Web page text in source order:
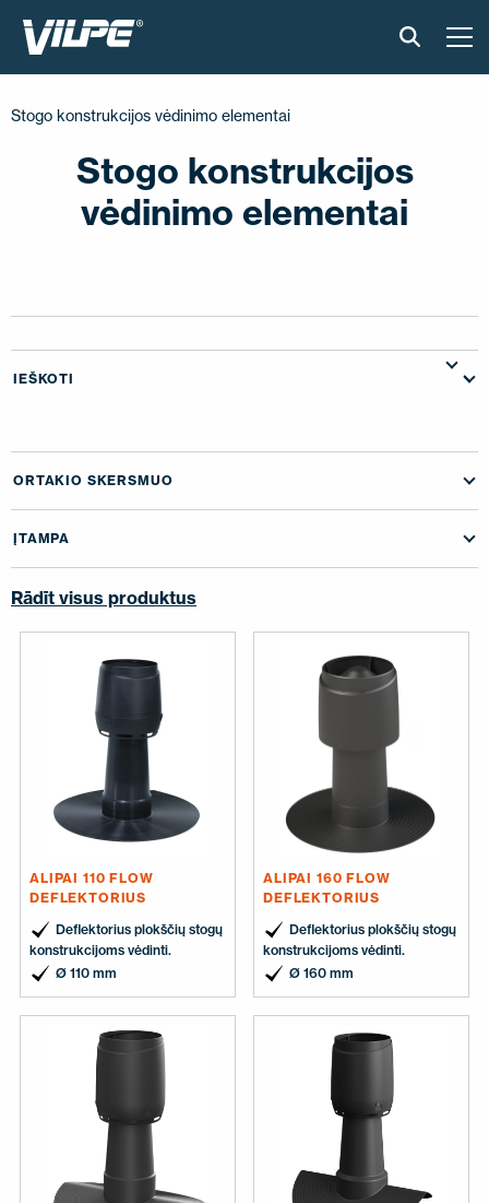
SPRENDIMAI
STRAIPSNIAI IR NAUJIENOS
EN FI RU
Stogo konstrukcijos vėdinimo elementai
Stogo konstrukcijos
vėdinimo elementai
IEŠKOTI
ORTAKIO SKERSMUO
ĮTAMPA
Rādīt visus produktus
ALIPAI 110 FLOW
DEFLEKTORIUS
Deflektorius plokščių stogų
konstrukcijoms vėdinti.
Ø 110 mm
ALIPAI 160 FLOW
DEFLEKTORIUS
Deflektorius plokščių stogų
konstrukcijoms vėdinti.
Ø 160 mm